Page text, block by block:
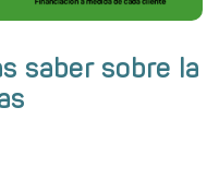
saber sobre la